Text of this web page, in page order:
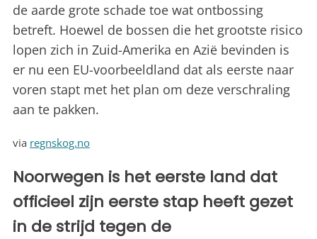
de aarde grote schade toe wat ontbossing
betreft. Hoewel de bossen die het grootste risico
lopen zich in Zuid-Amerika en Azië bevinden is
er nu een EU-voorbeeldland dat als eerste naar
voren stapt met het plan om deze verschraling
aan te pakken.
via regnskog.no
Noorwegen is het eerste land dat
officieel zijn eerste stap heeft gezet
in de strijd tegen de